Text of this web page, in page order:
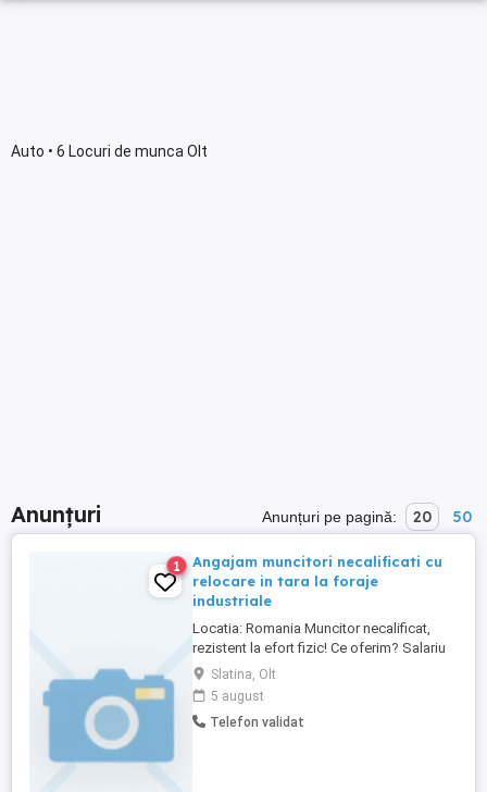
Auto • 6 Locuri de munca Olt
Anunțuri Anunțuri pe pagină: 20 50
1
Angajam muncitori necalificati cu
relocare in tara la foraje
industriale
Locatia: Romania Muncitor necalificat,
rezistent la efort fizic! Ce oferim? Salariu
net: 5000 Diurna zilnica: 60 lei net Zazare
gratuita la Hotel (2 persoane in camera).
Aplică acum! Te așteptăm în echipa
noastră!
Slatina, Olt
5 august
Telefon validat